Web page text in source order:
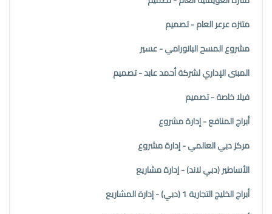
متنزه عرعر العام - تصميم
مشروع المسح البانورامي - عسير
المبنى الإداري لشركة أحمد عابد - تصميم
فيلا خاصة - تصميم
أبراج المنافع - إدارة مشروع
مركز دبي العالمي - إدارة مشروع
الأساطير (دبي لاند) - إدارة مشاريع
أبراج الخليج التجارية 1 (دبي) - إدارة المشاريع